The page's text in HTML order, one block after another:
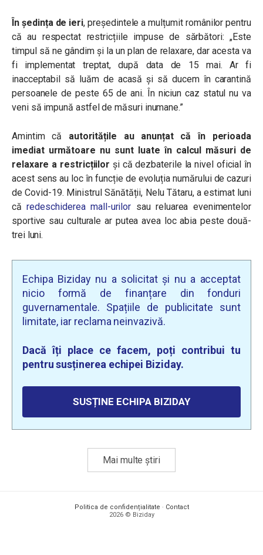
În ședința de ieri, președintele amulțumit românilor pentru
că au respectat restricțiile impuse de sărbători: „Este
timpul să ne gândim și la un plan de relaxare, dar acesta va
fi implementat treptat, după data de 15 mai. Ar fi
inacceptabil să luăm de acasă și să ducem în carantină
persoanele de peste 65 de ani. În niciun caz statul nu va
veni să impună astfel de măsuri inumane.”
Amintim că autoritățile au anunțat că în perioada
imediat următoare nu sunt luate în calcul măsuri de
relaxare a restricțiilor și că dezbaterile la nivel oficial în
acest sens au loc în funcție de evoluția numărului de cazuri
de Covid-19. Ministrul Sănătății, Nelu Tătaru, a estimat luni
căredeschiderea mall-urilor sau reluarea evenimentelor
sportive sau culturale ar putea avea loc abia peste două-
trei luni.
Echipa Biziday nu a solicitat și nu a acceptat
nicio formă de finanțare din fonduri
guvernamentale. Spațiile de publicitate sunt
limitate, iar reclama neinvazivă.
Dacă îți place ce facem, poți contribui tu
pentru susținerea echipei Biziday.
SUSȚINE ECHIPA BIZIDAY
Mai multe știri
Politica de confidențialitate · Contact
2026 © Biziday